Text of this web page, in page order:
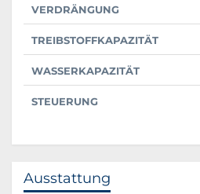
VERDRÄNGUNG
TREIBSTOFFKAPAZITÄT
WASSERKAPAZITÄT
STEUERUNG
Ausstattung